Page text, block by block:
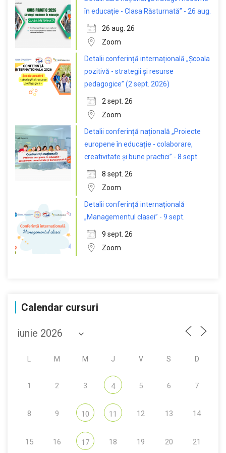
în educație - Clasa Răsturnată” - 26 aug.
26 aug. 26
Zoom
Detalii conferință internațională „Școala
pozitivă - strategii și resurse
pedagogice” (2 sept. 2026)
2 sept. 26
Zoom
Detalii conferință națională „Proiecte
europene în educație - colaborare,
creativitate și bune practici” - 8 sept.
8 sept. 26
Zoom
Detalii conferință internațională
„Managementul clasei” - 9 sept.
9 sept. 26
Zoom
Calendar cursuri
M M J V S D
1 2 3 4 5 6 7
8 9 10 11 12 13 14
15 16 17 18 19 20 21